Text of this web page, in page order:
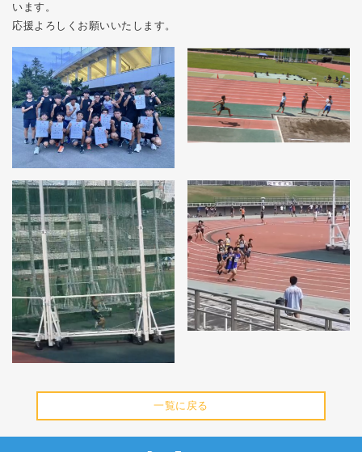
います。
応援よろしくお願いいたします。
一覧に戻る